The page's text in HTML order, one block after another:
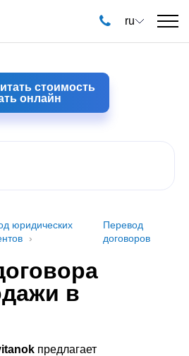
ru
стоимость
онлайн
юридических
Перевод
договоров
в
предлагает